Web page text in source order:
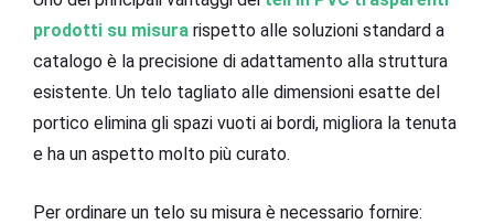
prodotti su misura rispetto alle soluzioni standard a
catalogo è la precisione di adattamento alla struttura
esistente. Un telo tagliato alle dimensioni esatte del
portico elimina gli spazi vuoti ai bordi, migliora la tenuta
e ha un aspetto molto più curato.
Per ordinare un telo su misura è necessario fornire: